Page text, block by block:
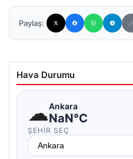
Paylaş:
Hava Durumu
☁Ankara
NaN°C
ŞEHIR SEÇ